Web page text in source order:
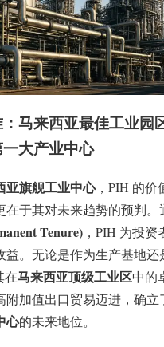
马来西亚最佳工业园
大产业中心
亚旗舰工业中心，PIH 的价
在于其对未来趋势的预判。
Tenure) ，PIH 为投
益。无论是作为生产基地还
在马来西亚顶级工业区中的
附加值出口贸易迈进，确立
心的未来地位。